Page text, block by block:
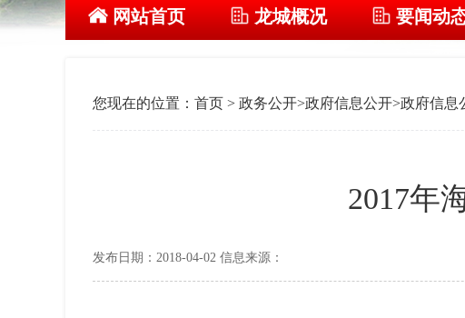
网站首页 龙城概况 要闻动
您现在的位置： 首页 > 政务公开>政府信息公开>政府信息
2017年
发布日期：2018-04-02 信息来源：